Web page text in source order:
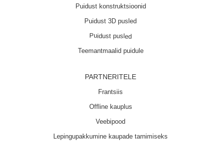
Lepingupakkumine kaupade tarnimiseks
Veebipood
Offline kauplus
Frantsiis
PARTNERITELE
Puidust konstruktsioonid
Puidust 3D pusled
Puidust pusled
Teemantmaalid puidule